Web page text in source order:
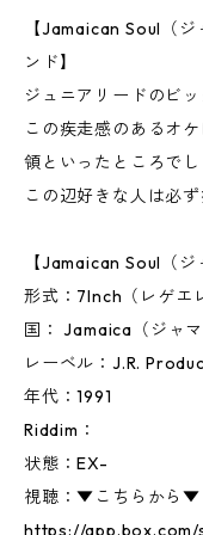
【Jamaican Soul（
ンド】
ジュニアリードのビ
この疾走感のあるオ
領といったところでし
この辺好きな人は必
【Jamaican Soul（
形式：7Inch（レゲエ
国： Jamaica（ジャマ
レーベル：J.R.
年代：1991
Riddim：
状態：EX-
視聴：▼こちらから▼
https://